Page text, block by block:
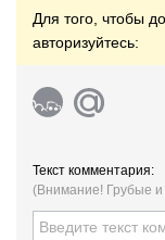
Для того, чтобы
авторизуйтесь:
Текст комментария:
(Внимание! Грубые